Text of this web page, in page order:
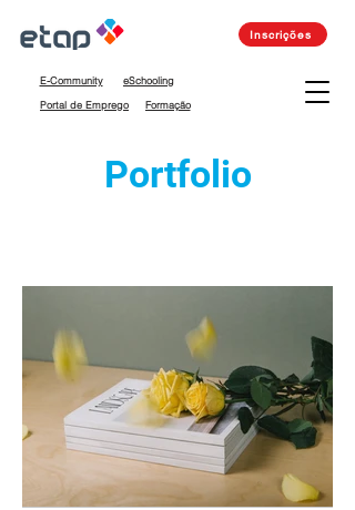
eSchooling
E-Community
Portal de Emprego
Formação
Inscrições
Portfolio